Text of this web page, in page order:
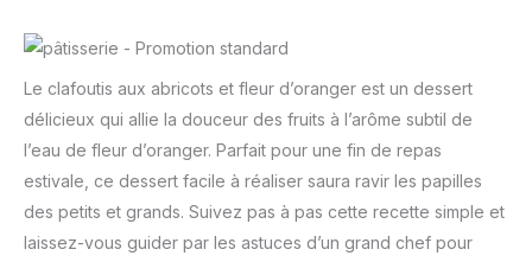
Le clafoutis aux abricots et fleur d’oranger est un dessert
délicieux qui allie la douceur des fruits à l’arôme subtil de
l’eau de fleur d’oranger. Parfait pour une fin de repas
estivale, ce dessert facile à réaliser saura ravir les papilles
des petits et grands. Suivez pas à pas cette recette simple et
laissez-vous guider par les astuces d’un grand chef pour